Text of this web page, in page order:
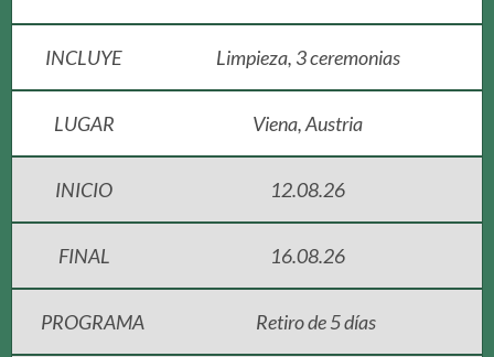
INCLUYE Limpieza, 3 ceremonias
LUGAR Viena, Austria
INICIO 12.08.26
FINAL 16.08.26
PROGRAMA Retiro de 5 días